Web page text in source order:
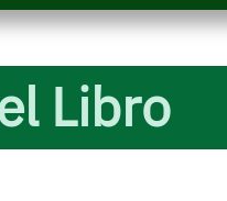
Libro